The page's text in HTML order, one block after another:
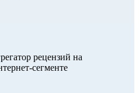
рецензий на
сегменте